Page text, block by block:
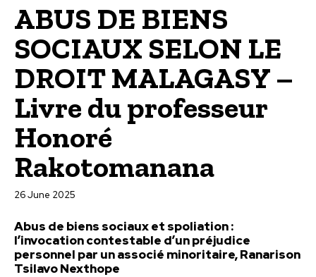
ABUS DE BIENS
SOCIAUX SELON LE
DROIT MALAGASY –
Livre du professeur
Honoré
Rakotomanana
26 June 2025
Abus de biens sociaux et spoliation :
l’invocation contestable d’un préjudice
personnel par un associé minoritaire, Ranarison
Tsilavo Nexthope